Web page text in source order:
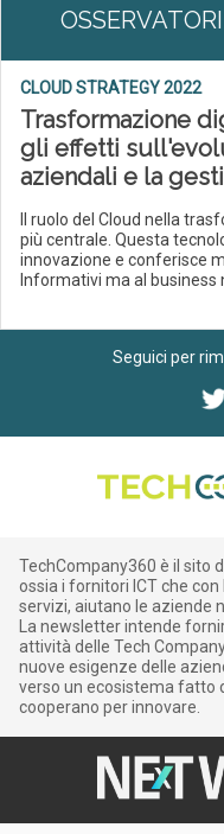
CLOUD STRATEGY 2022
Trasformazione
gli effetti
aziendali e la
Il ruolo del Cloud nella
più centrale. Questa
innovazione e conferisce
Informativi ma al business
Seguici per
TechCompany360 è il sito
ossia i fornitori ICT che
servizi, aiutano le aziende
La newsletter intende
attività delle Tech
nuove esigenze delle
verso un ecosistema fatto
cooperano per innovare.